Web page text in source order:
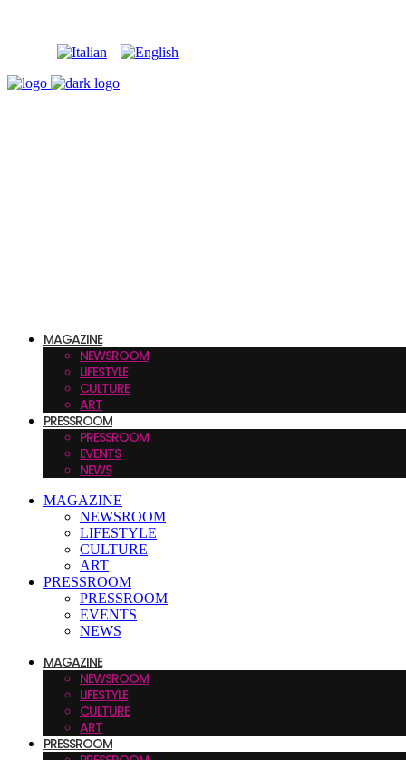
MAGAZINE
NEWSROOM
LIFESTYLE
CULTURE
ART
PRESSROOM
PRESSROOM
EVENTS
NEWS
MAGAZINE
NEWSROOM
LIFESTYLE
CULTURE
ART
PRESSROOM
PRESSROOM
EVENTS
NEWS
MAGAZINE
NEWSROOM
LIFESTYLE
CULTURE
ART
PRESSROOM